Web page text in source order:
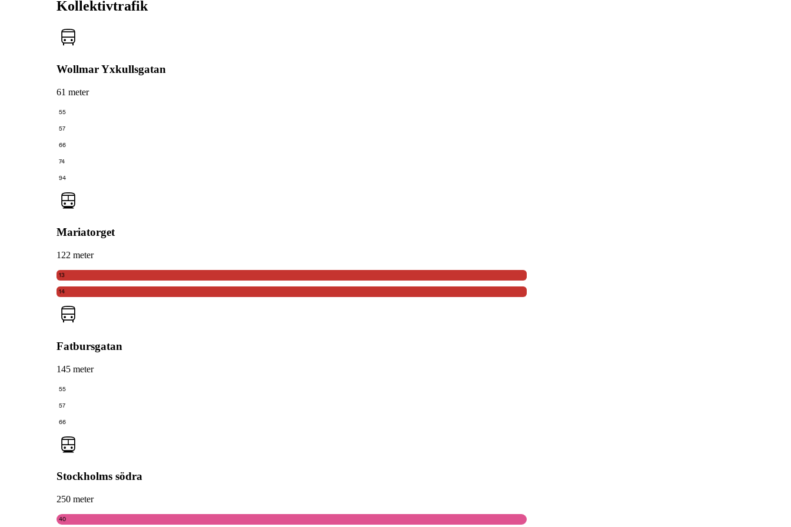
Kollektivtrafik
Wollmar Yxkullsgatan
61 meter
55
57
66
74
94
Mariatorget
122 meter
13
14
Fatbursgatan
145 meter
55
57
66
Stockholms södra
250 meter
40